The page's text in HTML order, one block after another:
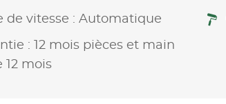
de vitesse : Automatique
: 12 mois pièces et main
12 mois